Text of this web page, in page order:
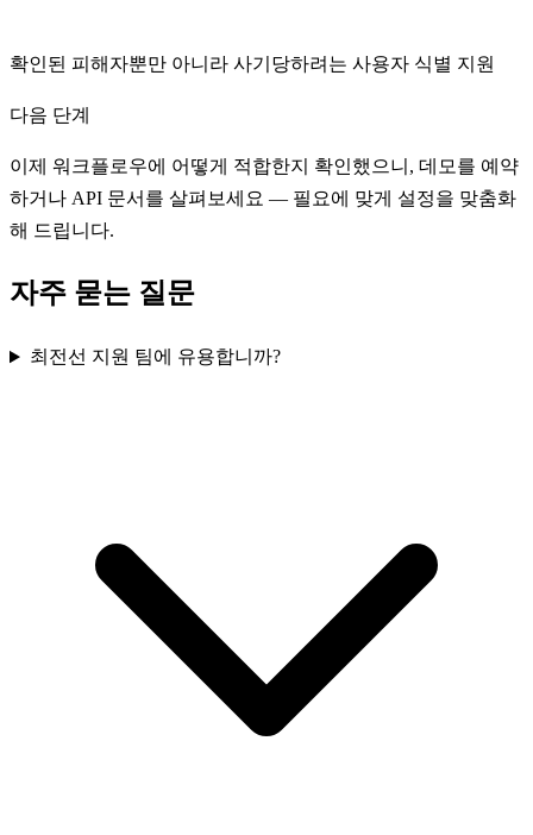
확인된 피해자뿐만 아니라 사기당하려는 사용자 식별 지원
다음 단계
이제 워크플로우에 어떻게 적합한지 확인했으니, 데모를 예약
하거나 API 문서를 살펴보세요 — 필요에 맞게 설정을 맞춤화
해 드립니다.
자주 묻는 질문
최전선 지원 팀에 유용합니까?